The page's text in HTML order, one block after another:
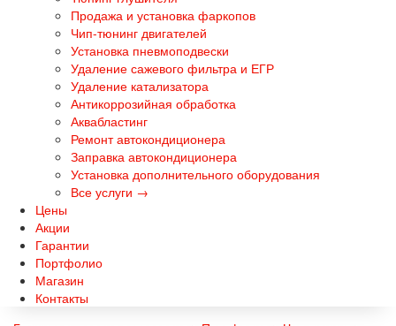
Продажа и установка фаркопов
Чип-тюнинг двигателей
Установка пневмоподвески
Удаление сажевого фильтра и ЕГР
Удаление катализатора
Антикоррозийная обработка
Аквабластинг
Ремонт автокондиционера
Заправка автокондиционера
Установка дополнительного оборудования
Все услуги →
Цены
Акции
Гарантии
Портфолио
Магазин
Контакты